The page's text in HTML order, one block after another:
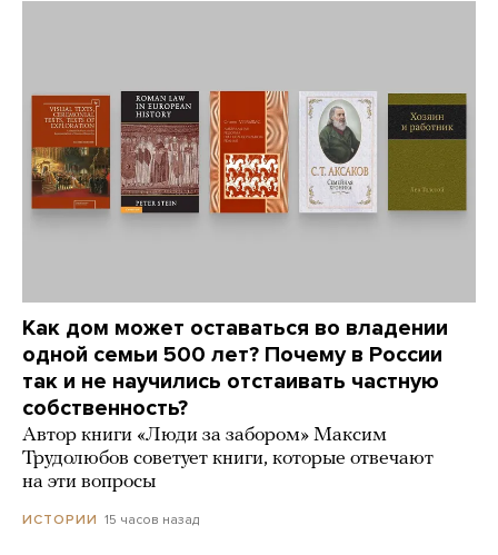
Как дом может оставаться во владении
одной семьи 500 лет? Почему в России
так и не научились отстаивать частную
собственность?
Автор книги «Люди за забором» Максим
Трудолюбов советует книги, которые отвечают
на эти вопросы
ИСТОРИИ 15 часов назад